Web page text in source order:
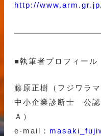
http://
■執筆者プロフィール
藤原正樹（フジワラマ
中小企業診断士 公認
Ａ）
e-mail：